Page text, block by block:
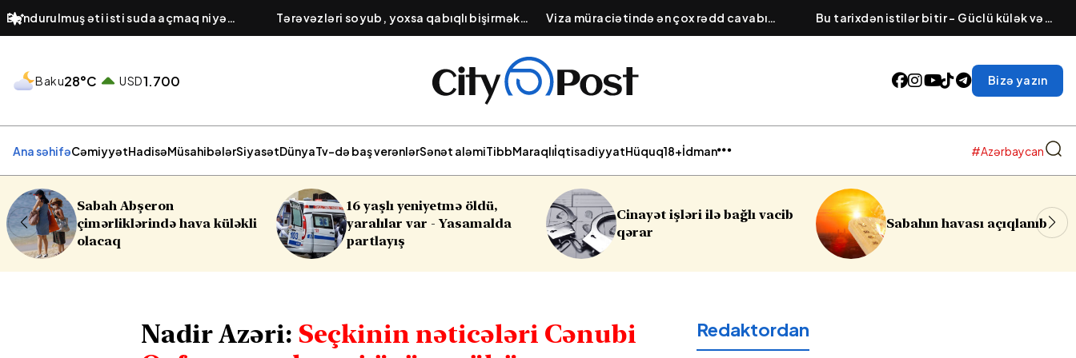
Dondurulmuş əti isti suda açmaq niyə
təhlükəlidir?
Tərəvəzləri soyub, yoxsa qabıqlı bişirmək
daha faydalıdır?
Viza müraciətində ən çox rədd cavabı
gətirən səbəblər: Səfirliklərin diqqət
Bu tarixdən istilər bitir – Güclü külək və
leysan olacaq
Baku28°C USD1.700 Bizə yazın
Ana səhifəCəmiyyətHadisəMüsahibələrSiyasətDünyaTv-də baş verənlərSənət aləmiTibbMaraqlıİqtisadiyyatHüquq18+İdman #Azərbaycan
16 yaşlı yeniyetmə öldü,
yaralılar var - Yasamalda
partlayış
Cinayət işləri ilə bağlı vacib
qərar
Sabahın havası açıqlanıb
Sumqayıtda azyaşlıya
soyğunçuluq edilib
Nadir Azəri: Seçkinin nəticələri Cənubi
Redaktordan